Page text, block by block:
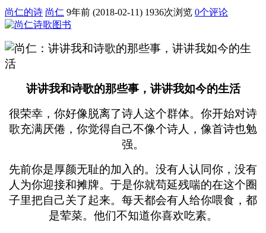
尚仁的诗 尚仁 9年前 (2018-02-11) 1936次浏览 0个评论
讲讲我和诗歌的那些事，讲讲我如今的生活
很荣幸，你好像脱离了诗人这个群体。你开始对诗
歌充满厌倦，你觉得自己不像个诗人，像首诗也勉
强。
先前你是厚颜无耻的加入的。没有人认同你，没有
人为你迎接和摊牌。于是你就苟延残喘的在这个圈
子里把自己关了起来。每天都会有人给你喂食，都
是荤菜。他们不知道你喜欢吃素。